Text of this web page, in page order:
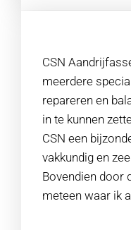
CSN
meerdere
repareren en
in te kunnen
CSN een
vakkundig en
Bovendien door
meteen waar ik